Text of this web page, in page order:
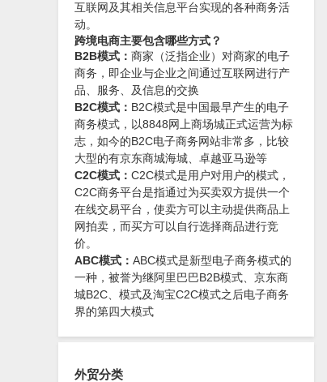
互联网及其相关信息平台实现的各种商务活
动。
跨境电商主要包含哪些方式？
B2B模式： 商家（泛指企业）对商家的电子
商务，即企业与企业之间通过互联网进行产
品、服务、及信息的交换
B2C模式： B2C模式是中国最早产生的电子
商务模式，以8848网上商场城正式运营为标
志，如今的B2C电子商务网站非常多，比较
大型的有京东商城海城、卓越亚马逊等
C2C模式： C2C模式是用户对用户的模式，
C2C商务平台是指通过为买卖双方提供一个
在线交易平台，使卖方可以主动提供商品上
网拍卖，而买方可以自行选择商品进行竞
价。
ABC模式： ABC模式是新型电子商务模式的
一种，被誉为继阿里巴巴B2B模式、京东商
城B2C、模式及淘宝C2C模式之后电子商务
界的第四大模式
外贸分类